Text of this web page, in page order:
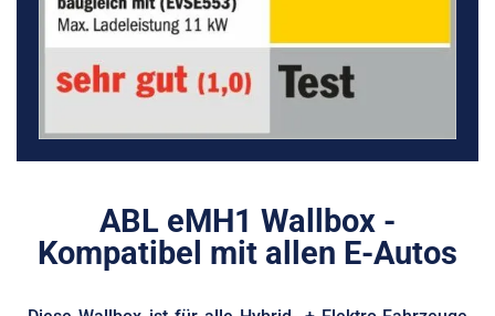
ABL eMH1 Wallbox -
Kompatibel mit allen E-Autos